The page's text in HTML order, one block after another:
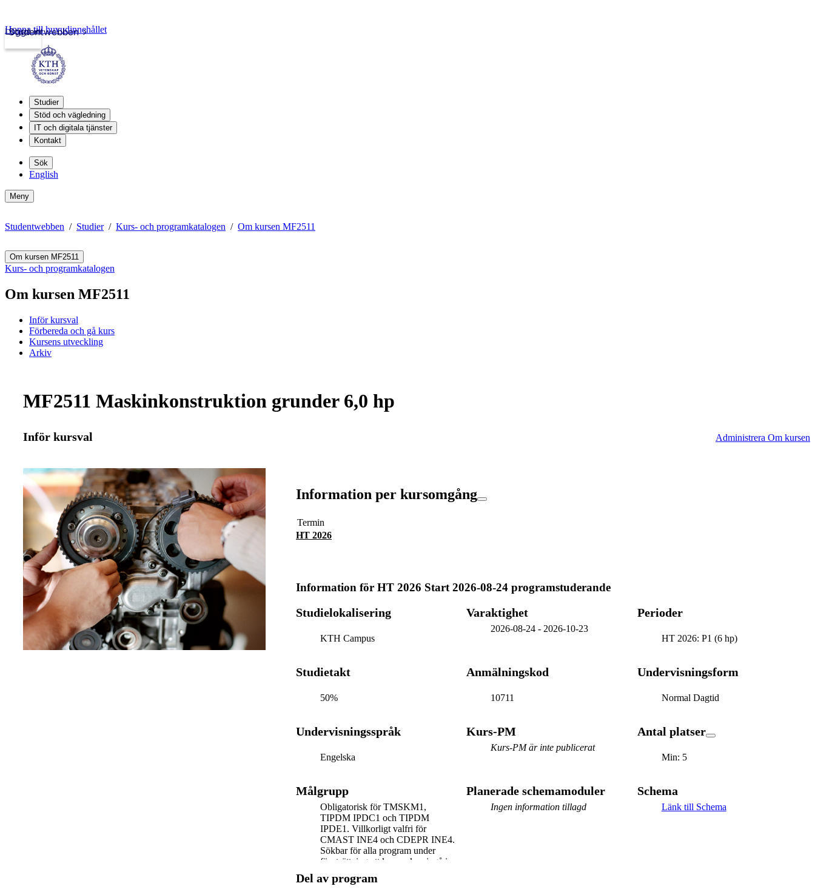
Studentwebben
Logga in
Hoppa till huvudinnehållet
Studier
Stöd och vägledning
IT och digitala tjänster
Kontakt
Sök
English
Meny
Studentwebben Studier Kurs- och programkatalogen Om kursen MF2511
Om kursen MF2511
Kurs- och programkatalogen
Om kursen MF2511
Inför kursval
Förbereda och gå kurs
Kursens utveckling
Arkiv
MF2511 Maskinkonstruktion grunder 6,0 hp
Inför kursval Administrera Om kursen
Information per kursomgång
Termin
HT 2026
Information för HT 2026 Start 2026-08-24 programstuderande
Studielokalisering
KTH Campus
Varaktighet
2026-08-24 - 2026-10-23
Perioder
HT 2026: P1 (6 hp)
Studietakt
50%
Anmälningskod
10711
Undervisningsform
Normal Dagtid
Undervisningsspråk
Engelska
Kurs-PM
Kurs-PM är inte publicerat
Antal platser
Min: 5
Målgrupp
Obligatorisk för TMSKM1,
TIPDM IPDC1 och TIPDM
IPDE1. Villkorligt valfri för
CMAST INE4 och CDEPR INE4.
Sökbar för alla program under
förutsättning att kursen kan ingå i
utbytesstudenter.
Planerade schemamoduler
Ingen information tillagd
Schema
Länk till Schema
Del av program